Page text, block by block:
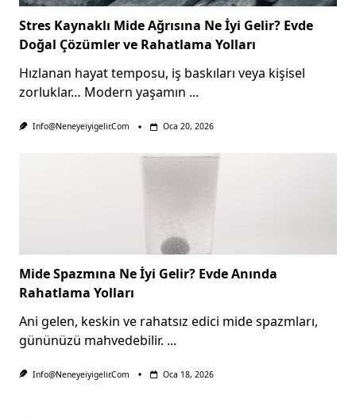
Stres Kaynaklı Mide Ağrısına Ne İyi Gelir? Evde
Doğal Çözümler ve Rahatlama Yolları
Hızlanan hayat temposu, iş baskıları veya kişisel
zorluklar… Modern yaşamın ...
Info@neneyeiyigelir.com Oca 20, 2026
Mide Spazmına Ne İyi Gelir? Evde Anında
Rahatlama Yolları
Ani gelen, keskin ve rahatsız edici mide spazmları,
gününüzü mahvedebilir. ...
Info@neneyeiyigelir.com Oca 18, 2026